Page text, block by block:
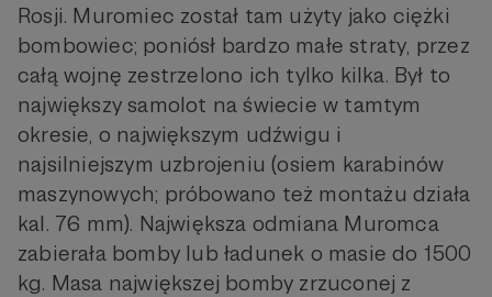
Rosji. Muromiec został tam użyty jako ciężki
bombowiec; poniósł bardzo małe straty, przez
całą wojnę zestrzelono ich tylko kilka. Był to
największy samolot na świecie w tamtym
okresie, o największym udźwigu i
najsilniejszym uzbrojeniu (osiem karabinów
maszynowych; próbowano też montażu działa
kal. 76 mm). Największa odmiana Muromca
zabierała bomby lub ładunek o masie do 1500
kg. Masa największej bomby zrzuconej z